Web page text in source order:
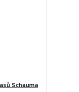
Schauma